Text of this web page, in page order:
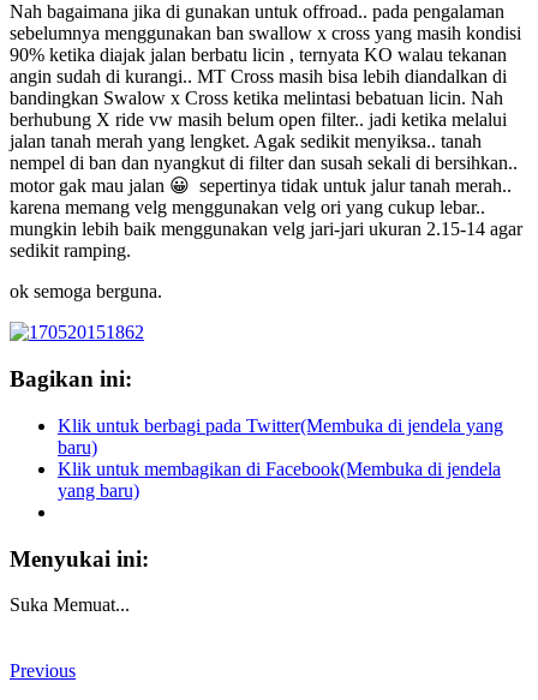
Nah bagaimana jika di gunakan untuk offroad.. pada pengalaman
sebelumnya menggunakan ban swallow x cross yang masih kondisi
90% ketika diajak jalan berbatu licin , ternyata KO walau tekanan
angin sudah di kurangi.. MT Cross masih bisa lebih diandalkan di
bandingkan Swalow x Cross ketika melintasi bebatuan licin. Nah
berhubung X ride vw masih belum open filter.. jadi ketika melalui
jalan tanah merah yang lengket. Agak sedikit menyiksa.. tanah
nempel di ban dan nyangkut di filter dan susah sekali di bersihkan..
motor gak mau jalan 😀 sepertinya tidak untuk jalur tanah merah..
karena memang velg menggunakan velg ori yang cukup lebar..
mungkin lebih baik menggunakan velg jari-jari ukuran 2.15-14 agar
sedikit ramping.
ok semoga berguna.
Bagikan ini:
Klik untuk berbagi pada Twitter(Membuka di jendela yang
baru)
Klik untuk membagikan di Facebook(Membuka di jendela
yang baru)
Menyukai ini:
Suka Memuat...
Previous